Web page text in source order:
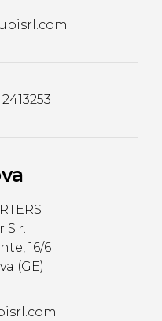
16/6
(GE)